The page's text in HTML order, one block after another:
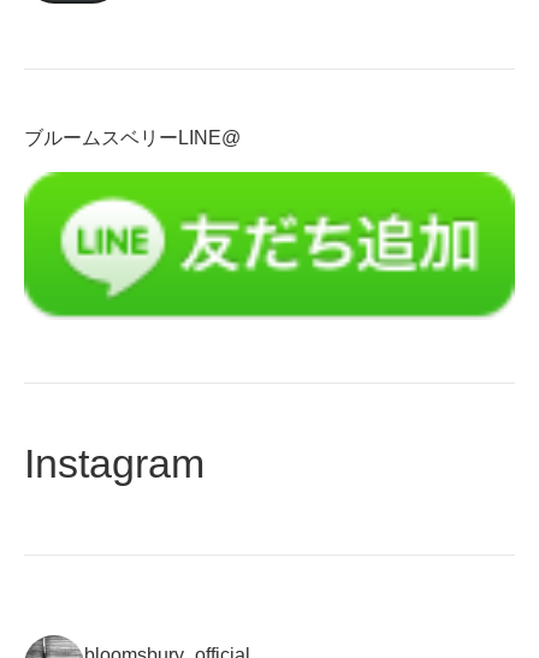
ス
入
ブルームスベリーLINE@
Instagram